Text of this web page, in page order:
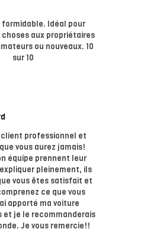
formidable. Idéal pour
aux propriétaires
ou nouveaux. 10
sur 10
client professionnel et
que vous aurez jamais!
équipe prennent leur
pleinement, ils
vous êtes satisfait et
ce que vous
apporté ma voiture
et je le recommanderais
Je vous remercie!!